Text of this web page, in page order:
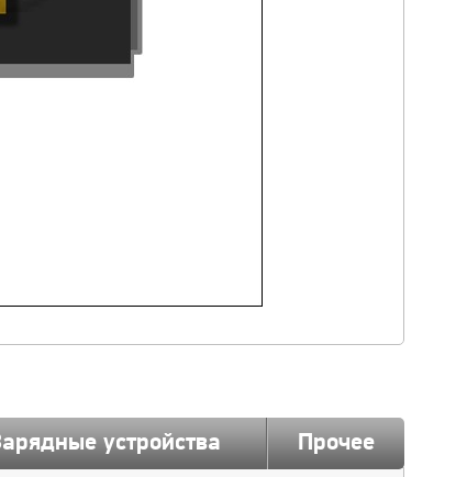
устройства Прочее